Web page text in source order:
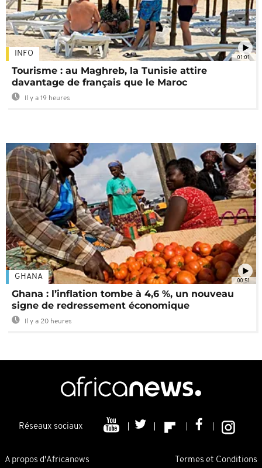
01:01
INFO
Tourisme : au Maghreb, la Tunisie attire
davantage de français que le Maroc
Il y a 19 heures
00:51
GHANA
Ghana : l’inflation tombe à 4,6 %, un nouveau
signe de redressement économique
Il y a 20 heures
Réseaux sociaux
A propos d'Africanews Termes et Conditions